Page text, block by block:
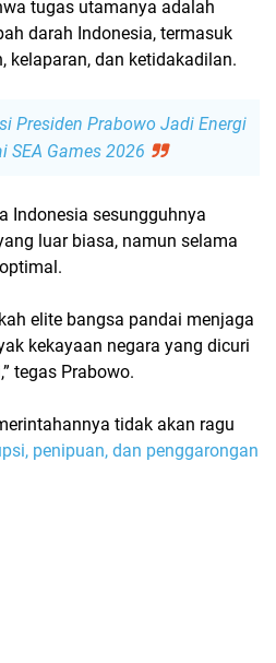
tugas utamanya adalah
darah Indonesia, termasuk
kelaparan, dan ketidakadilan.
Presiden Prabowo Jadi Energi
SEA Games 2026
Indonesia sesungguhnya
luar biasa, namun selama
elite bangsa pandai menjaga
kekayaan negara yang dicuri
tegas Prabowo.
tidak akan ragu
penipuan, dan penggarongan